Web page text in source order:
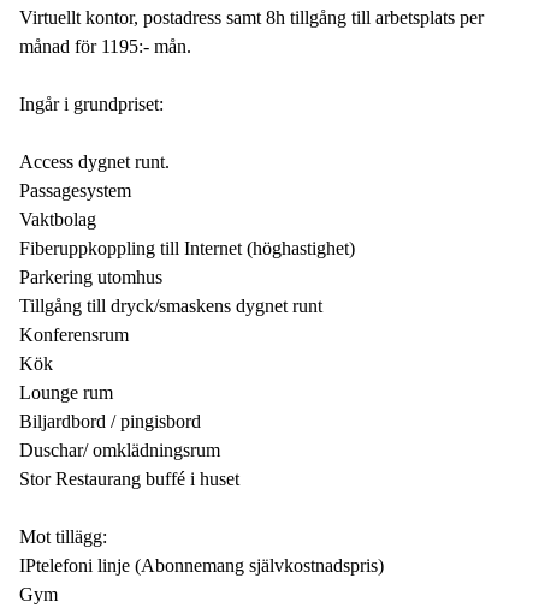
Virtuellt kontor, postadress samt 8h tillgång till arbetsplats per
månad för 1195:- mån.
Ingår i grundpriset:
Access dygnet runt.
Passagesystem
Vaktbolag
Fiberuppkoppling till Internet (höghastighet)
Parkering utomhus
Tillgång till dryck/smaskens dygnet runt
Konferensrum
Kök
Lounge rum
Biljardbord / pingisbord
Duschar/ omklädningsrum
Stor Restaurang buffé i huset
Mot tillägg:
IPtelefoni linje (Abonnemang självkostnadspris)
Gym